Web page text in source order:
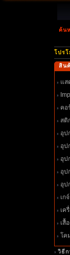
ค้น
ปรโ
สิน
สด
คอ
สติ
อุป
อุป
อุป
อุป
อุป
เก
เค
เสื้
คม
วิธีก